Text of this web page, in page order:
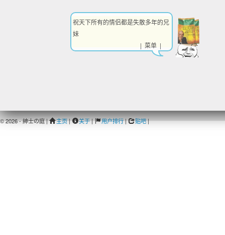
© 2026 - 紳士の庭 | 主页| 关于| 用户排行| 贴吧|
祝天下所有的情侣都是失散多年的兄
妹
| 菜单 |